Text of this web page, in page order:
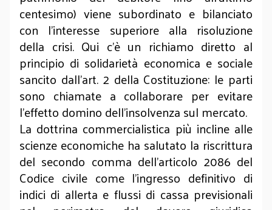
centesimo) viene subordinato e bilanciato
con l'interesse superiore alla risoluzione
della crisi. Qui c'è un richiamo diretto al
principio di solidarietà economica e sociale
sancito dall'art. 2 della Costituzione: le parti
sono chiamate a collaborare per evitare
l'effetto domino dell'insolvenza sul mercato.
La dottrina commercialistica più incline alle
scienze economiche ha salutato la riscrittura
del secondo comma dell'articolo 2086 del
Codice civile come l'ingresso definitivo di
indici di allerta e flussi di cassa previsionali